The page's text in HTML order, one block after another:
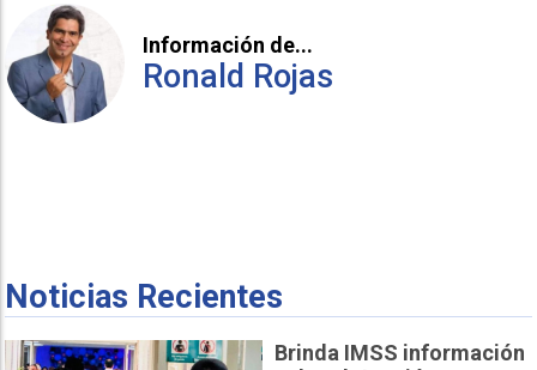
Información de...
Ronald Rojas
Noticias Recientes
Brinda IMSS información